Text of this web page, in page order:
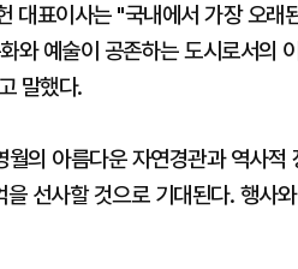
대표이사는 "국내에서 가장 오래
와 예술이 공존하는 도시로서의
말했다.
의 아름다운 자연경관과 역사적
선사할 것으로 기대된다. 행사